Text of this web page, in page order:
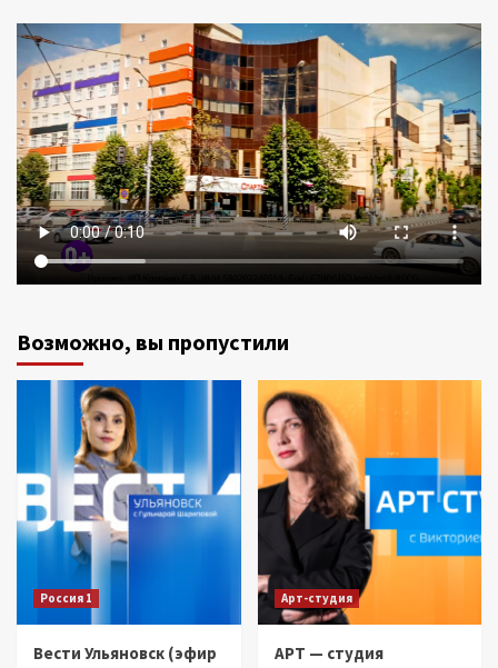
Возможно, вы пропустили
Россия 1
Вести Ульяновск (эфир
Арт-студия
АРТ — студия